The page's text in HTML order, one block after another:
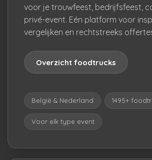
voor je trouwfeest, bedrijfsfeest,
privé-event. Eén platform voor
vergelijken en rechtstreeks
Overzicht foodtrucks
België & Nederland 1495+
Voor elk type event